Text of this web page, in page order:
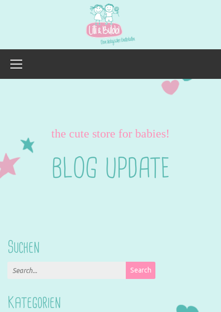
the cute store for babies!
BLOG UPDATE
Suchen
Search for: Search
Kategorien